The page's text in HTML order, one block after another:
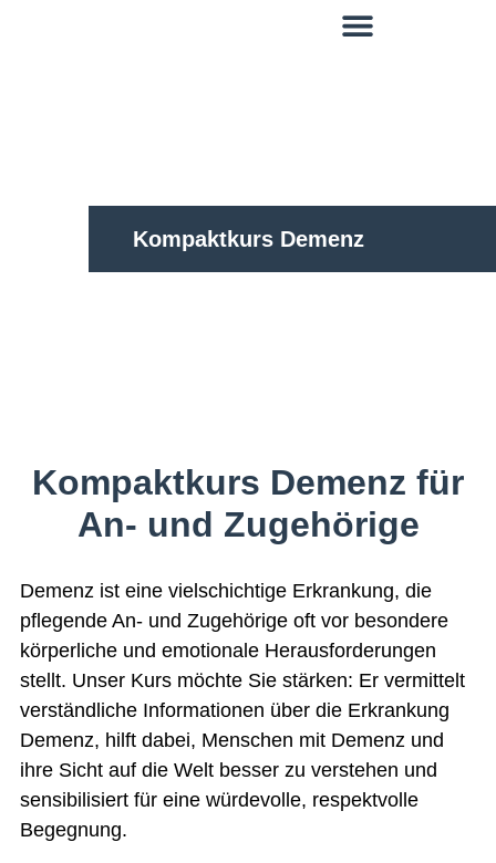
Kompaktkurs Demenz
Kompaktkurs Demenz für
An- und Zugehörige
Demenz ist eine vielschichtige Erkrankung, die
pflegende An- und Zugehörige oft vor besondere
körperliche und emotionale Herausforderungen
stellt. Unser Kurs möchte Sie stärken: Er vermittelt
verständliche Informationen über die Erkrankung
Demenz, hilft dabei, Menschen mit Demenz und
ihre Sicht auf die Welt besser zu verstehen und
sensibilisiert für eine würdevolle, respektvolle
Begegnung.